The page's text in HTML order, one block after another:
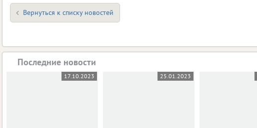
Вернуться к списку новостей
Последние новости
17.10.2023 25.01.2023